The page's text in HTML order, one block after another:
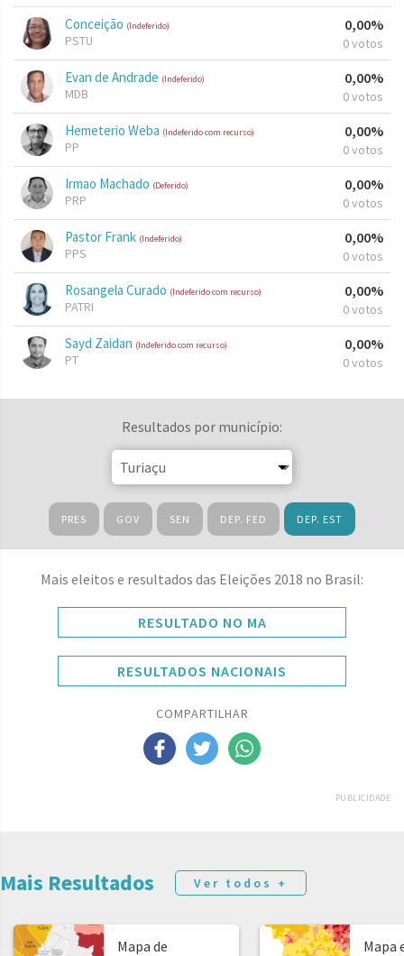
Conceição (Indeferido)
PSTU
0,00%
0 votos
Evan de Andrade (Indeferido)
MDB
0,00%
0 votos
Hemeterio Weba (Indeferido com recurso)
PP
0,00%
0 votos
Irmao Machado (Deferido)
PRP
0,00%
0 votos
Pastor Frank (Indeferido)
PPS
0,00%
0 votos
Rosangela Curado (Indeferido com recurso)
PATRI
0,00%
0 votos
Sayd Zaidan (Indeferido com recurso)
PT
0,00%
0 votos
Resultados por município:
PRES GOV SEN DEP. FED DEP. EST
Mais eleitos e resultados das Eleições 2018 no Brasil:
RESULTADO NO MA
RESULTADOS NACIONAIS
COMPARTILHAR
PUBLICIDADE
Mais Resultados Ver todos +
Mapa de
Mapa